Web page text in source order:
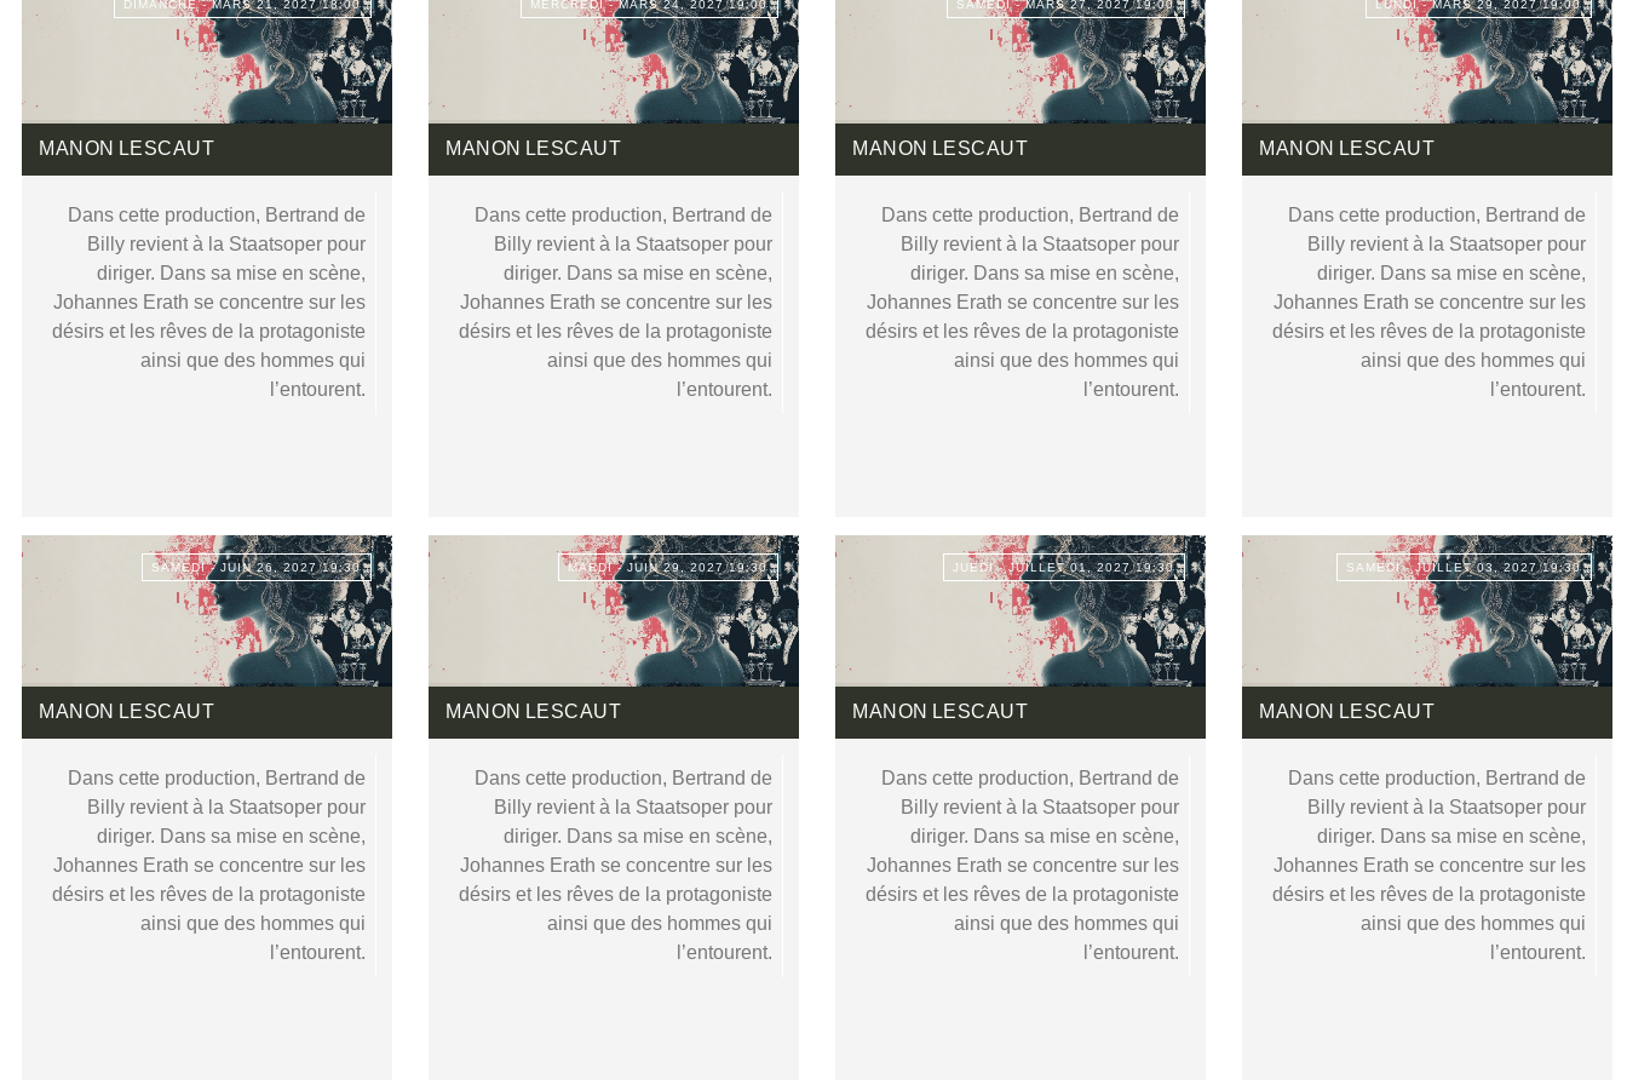
DIMANCHE - MARS 21, 2027 18:00
MANON LESCAUT
Dans cette production, Bertrand de
Billy revient à la Staatsoper pour
diriger. Dans sa mise en scène,
Johannes Erath se concentre sur les
désirs et les rêves de la protagoniste
ainsi que des hommes qui
l’entourent.
MERCREDI - MARS 24, 2027 19:00
MANON LESCAUT
Dans cette production, Bertrand de
Billy revient à la Staatsoper pour
diriger. Dans sa mise en scène,
Johannes Erath se concentre sur les
désirs et les rêves de la protagoniste
ainsi que des hommes qui
l’entourent.
SAMEDI - MARS 27, 2027 19:00
MANON LESCAUT
Dans cette production, Bertrand de
Billy revient à la Staatsoper pour
diriger. Dans sa mise en scène,
Johannes Erath se concentre sur les
désirs et les rêves de la protagoniste
ainsi que des hommes qui
l’entourent.
LUNDI - MARS 29, 2027 19:00
MANON LESCAUT
Dans cette production, Bertrand de
Billy revient à la Staatsoper pour
diriger. Dans sa mise en scène,
Johannes Erath se concentre sur les
désirs et les rêves de la protagoniste
ainsi que des hommes qui
l’entourent.
SAMEDI - JUIN 26, 2027 19:30
MANON LESCAUT
Dans cette production, Bertrand de
Billy revient à la Staatsoper pour
diriger. Dans sa mise en scène,
Johannes Erath se concentre sur les
désirs et les rêves de la protagoniste
ainsi que des hommes qui
l’entourent.
MARDI - JUIN 29, 2027 19:30
MANON LESCAUT
Dans cette production, Bertrand de
Billy revient à la Staatsoper pour
diriger. Dans sa mise en scène,
Johannes Erath se concentre sur les
désirs et les rêves de la protagoniste
ainsi que des hommes qui
l’entourent.
JUEDI - JUILLET 01, 2027 19:30
MANON LESCAUT
Dans cette production, Bertrand de
Billy revient à la Staatsoper pour
diriger. Dans sa mise en scène,
Johannes Erath se concentre sur les
désirs et les rêves de la protagoniste
ainsi que des hommes qui
l’entourent.
SAMEDI - JUILLET 03, 2027 19:30
MANON LESCAUT
Dans cette production, Bertrand de
Billy revient à la Staatsoper pour
diriger. Dans sa mise en scène,
Johannes Erath se concentre sur les
désirs et les rêves de la protagoniste
ainsi que des hommes qui
l’entourent.